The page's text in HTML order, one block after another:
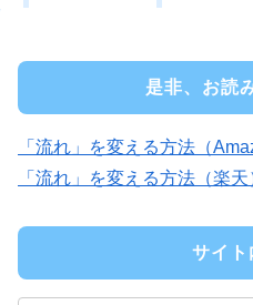
是非、お読
「流れ」を変える方法（
「流れ」を変える方法（楽天
サイト